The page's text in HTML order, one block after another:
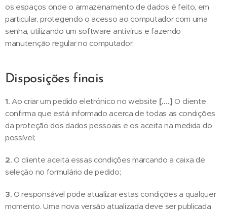
os espaços onde o armazenamento de dados é feito, em
particular, protegendo o acesso ao computador com uma
senha, utilizando um software antivírus e fazendo
manutenção regular no computador.
Disposições finais
1.Ao criar um pedido eletrónico no website [….] O cliente
confirma que está informado acerca de todas as condições
da proteção dos dados pessoais e os aceita na medida do
possível;
2. O cliente aceita essas condições marcando a caixa de
seleção no formulário de pedido;
3. O responsável pode atualizar estas condições a qualquer
momento. Uma nova versão atualizada deve ser publicada